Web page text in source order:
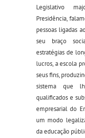
Legislativo
Presidência,
pessoas ligadas
seu braço
estratégias de
lucros, a escola
seus fins,
sistema que
qualificados e
empresarial do
um modo
da educação